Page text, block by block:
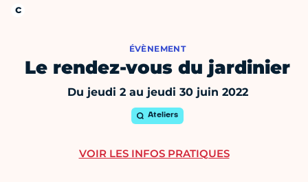
ÉVÈNEMENT
Le rendez-vous du jardinier
Du jeudi 2 au jeudi 30 juin 2022
Ateliers
VOIR LES INFOS PRATIQUES